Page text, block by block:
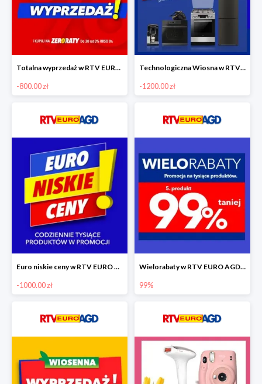
Totalna wyprzedaż w RTV EURO AGD do -800 zł
-800.00 zł
Technologiczna Wiosna w RTV EURO AGD - rabaty do -1200 zł
-1200.00 zł
Euro niskie ceny w RTV EURO AGD do -1000 zł
-1000.00 zł
Wielorabaty w RTV EURO AGD - piąty produkt -99%
99%